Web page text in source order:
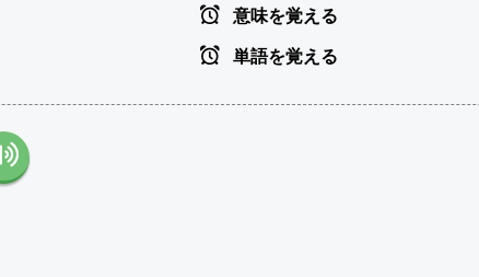
意味を覚える
単語を覚える